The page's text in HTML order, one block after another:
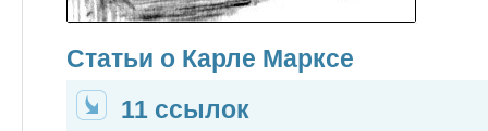
Статьи о Карле Марксе
11 ссылок